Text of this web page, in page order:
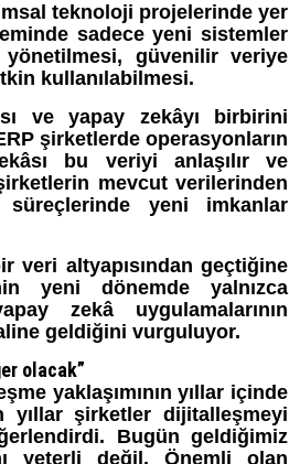
teknoloji projelerinde yer
sadece yeni sistemler
güvenilir veriye
kullanılabilmesi.
ve yapay zekâyı birbirini
şirketlerde operasyonların
bu veriyi anlaşılır ve
mevcut verilerinden
yeni imkanlar
veri altyapısından geçtiğine
yeni dönemde yalnızca
zekâ uygulamalarının
geldiğini vurguluyor.
olacak”
yaklaşımının yıllar içinde
şirketler dijitalleşmeyi
Bugün geldiğimiz
yeterli değil. Önemli olan